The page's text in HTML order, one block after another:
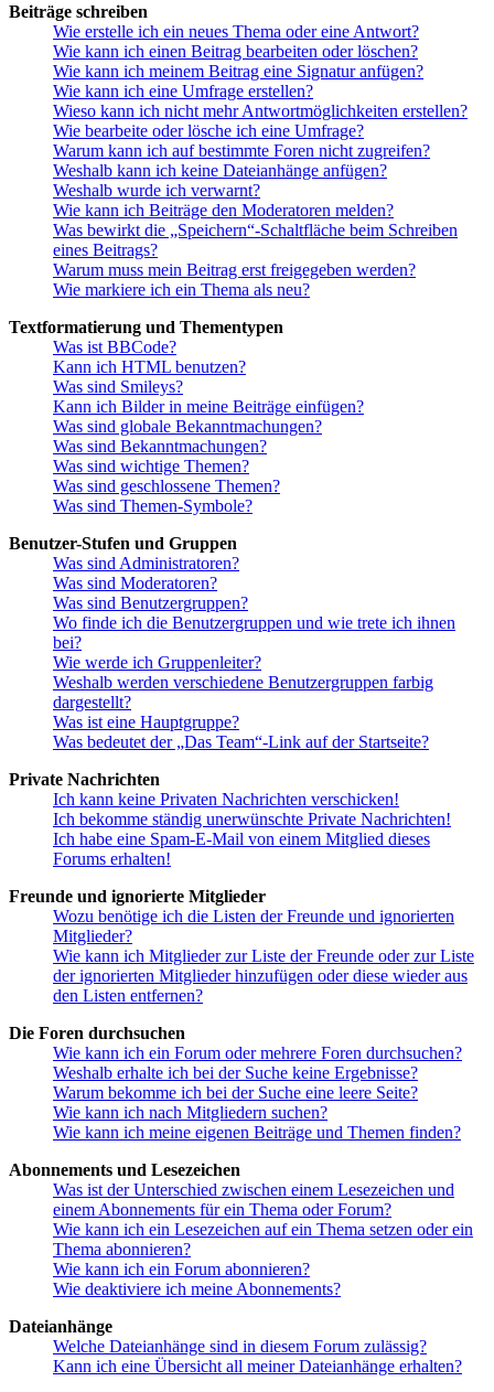
Beiträge schreiben
Wie erstelle ich ein neues Thema oder eine Antwort?
Wie kann ich einen Beitrag bearbeiten oder löschen?
Wie kann ich meinem Beitrag eine Signatur anfügen?
Wie kann ich eine Umfrage erstellen?
Wieso kann ich nicht mehr Antwortmöglichkeiten erstellen?
Wie bearbeite oder lösche ich eine Umfrage?
Warum kann ich auf bestimmte Foren nicht zugreifen?
Weshalb kann ich keine Dateianhänge anfügen?
Weshalb wurde ich verwarnt?
Wie kann ich Beiträge den Moderatoren melden?
Was bewirkt die „Speichern“-Schaltfläche beim Schreiben
eines Beitrags?
Warum muss mein Beitrag erst freigegeben werden?
Wie markiere ich ein Thema als neu?
Textformatierung und Thementypen
Was ist BBCode?
Kann ich HTML benutzen?
Was sind Smileys?
Kann ich Bilder in meine Beiträge einfügen?
Was sind globale Bekanntmachungen?
Was sind Bekanntmachungen?
Was sind wichtige Themen?
Was sind geschlossene Themen?
Was sind Themen-Symbole?
Benutzer-Stufen und Gruppen
Was sind Administratoren?
Was sind Moderatoren?
Was sind Benutzergruppen?
Wo finde ich die Benutzergruppen und wie trete ich ihnen
bei?
Wie werde ich Gruppenleiter?
Weshalb werden verschiedene Benutzergruppen farbig
dargestellt?
Was ist eine Hauptgruppe?
Was bedeutet der „Das Team“-Link auf der Startseite?
Private Nachrichten
Ich kann keine Privaten Nachrichten verschicken!
Ich bekomme ständig unerwünschte Private Nachrichten!
Ich habe eine Spam-E-Mail von einem Mitglied dieses
Forums erhalten!
Freunde und ignorierte Mitglieder
Wozu benötige ich die Listen der Freunde und ignorierten
Mitglieder?
Wie kann ich Mitglieder zur Liste der Freunde oder zur Liste
der ignorierten Mitglieder hinzufügen oder diese wieder aus
den Listen entfernen?
Die Foren durchsuchen
Wie kann ich ein Forum oder mehrere Foren durchsuchen?
Weshalb erhalte ich bei der Suche keine Ergebnisse?
Warum bekomme ich bei der Suche eine leere Seite?
Wie kann ich nach Mitgliedern suchen?
Wie kann ich meine eigenen Beiträge und Themen finden?
Abonnements und Lesezeichen
Was ist der Unterschied zwischen einem Lesezeichen und
einem Abonnements für ein Thema oder Forum?
Wie kann ich ein Lesezeichen auf ein Thema setzen oder ein
Thema abonnieren?
Wie kann ich ein Forum abonnieren?
Wie deaktiviere ich meine Abonnements?
Dateianhänge
Welche Dateianhänge sind in diesem Forum zulässig?
Kann ich eine Übersicht all meiner Dateianhänge erhalten?